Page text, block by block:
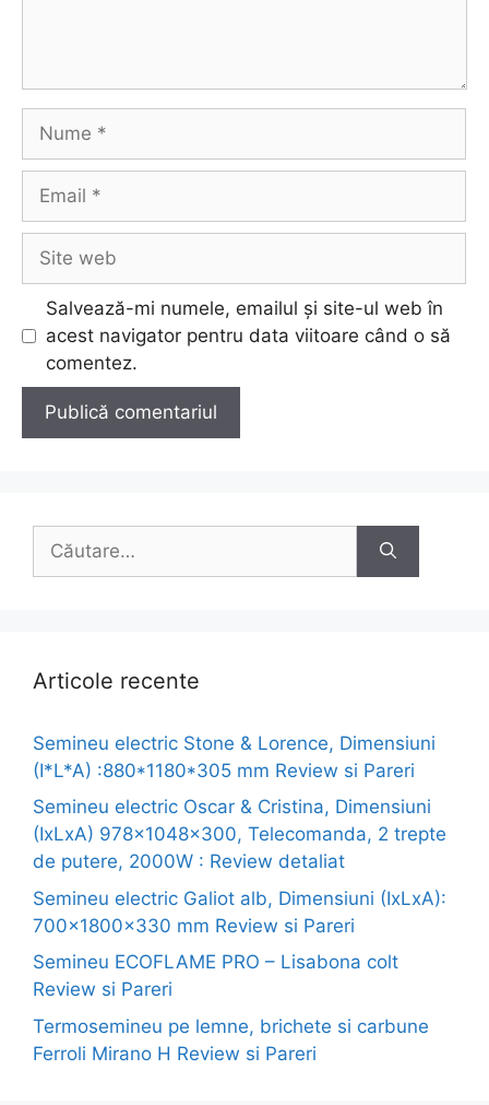
Nume
Email
Site
web
Salvează-mi numele, emailul și site-ul web în
acest navigator pentru data viitoare când o să
comentez.
după:
Articole recente
Semineu electric Stone & Lorence, Dimensiuni
(I*L*A) :880*1180*305 mm Review si Pareri
Semineu electric Oscar & Cristina, Dimensiuni
(IxLxA) 978x1048x300, Telecomanda, 2 trepte
de putere, 2000W : Review detaliat
Semineu electric Galiot alb, Dimensiuni (IxLxA):
700x1800x330 mm Review si Pareri
Semineu ECOFLAME PRO – Lisabona colt
Review si Pareri
Termosemineu pe lemne, brichete si carbune
Ferroli Mirano H Review si Pareri